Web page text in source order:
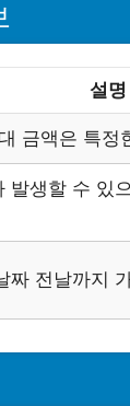
설명
금액은 특
발생할 수 있
짜 전날까지